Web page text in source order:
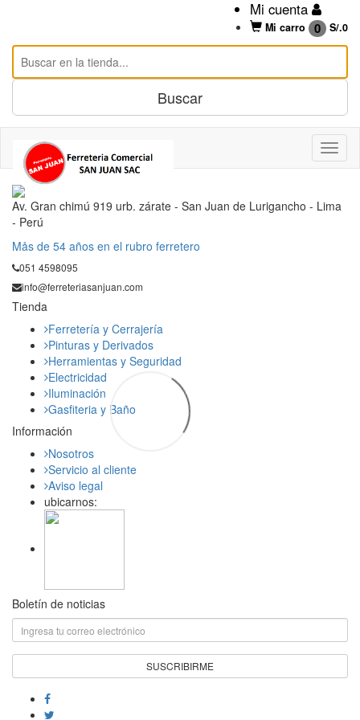
Mi cuenta
Mi carro 0 S/.0
Av. Gran chimú 919 urb. zárate - San Juan de Lurigancho - Lima
- Perú
Mås de 54 años en el rubro ferretero
051 4598095
info@ferreteriasanjuan.com
Tienda
Ferretería y Cerrajería
Pinturas y Derivados
Herramientas y Seguridad
Electricidad
Iluminación
Gasfiteria y Baño
Información
Nosotros
Servicio al cliente
Aviso legal
ubicarnos:
Boletín de noticias